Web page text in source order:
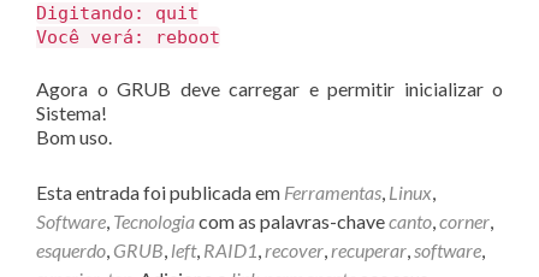
Digitando: quit
Você verá: reboot
Agora o GRUB deve carregar e permitir inicializar o
Sistema!
Bom uso.
Esta entrada foi publicada em Ferramentas, Linux,
Software, Tecnologiacom as palavras-chavecanto,corner,
esquerdo, GRUB, left, RAID1,recover,recuperar,software,